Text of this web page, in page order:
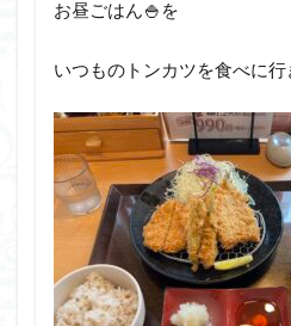
お昼ごはん🍚を
いつものトンカツを食べに